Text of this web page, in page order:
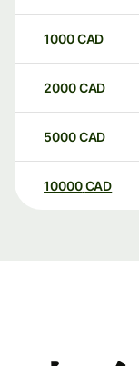
1000CAD
2000CAD
5000CAD
10000 CAD